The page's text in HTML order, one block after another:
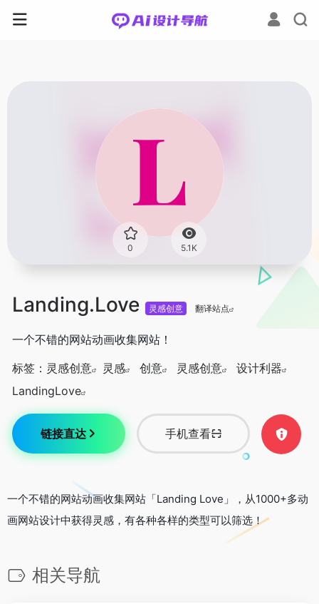
0 5.1K
Landing.Love 灵感创意 翻译站点
一个不错的网站动画收集网站！
标签： 灵感创意 灵感 创意 灵感创意
设计利器
LandingLove
链接直达 手机查看
一个不错的网站动画收集网站「Landing Love」，从1000+多动
画网站设计中获得灵感，有各种各样的类型可以筛选！
相关导航